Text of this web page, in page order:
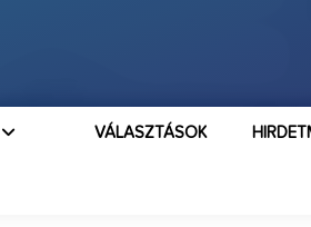
VÁLASZTÁSOK